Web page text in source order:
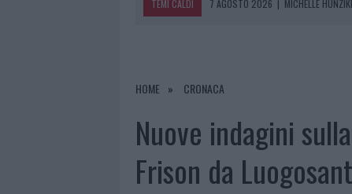
TEMI CALDI 7 AGOSTO 2026 | MICHELLE
7 AGOSTO 2026
|
HOME CRONACA
Nuove indagini
Frison da